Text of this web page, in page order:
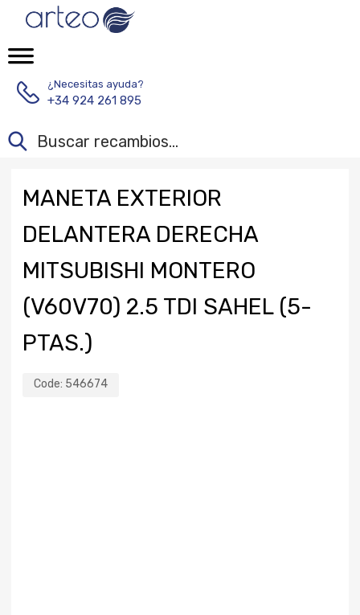
¿Necesitas ayuda?
+34 924 261 895
MANETA EXTERIOR
DELANTERA DERECHA
MITSUBISHI MONTERO
(V60V70) 2.5 TDI SAHEL (5-
PTAS.)
Code: 546674